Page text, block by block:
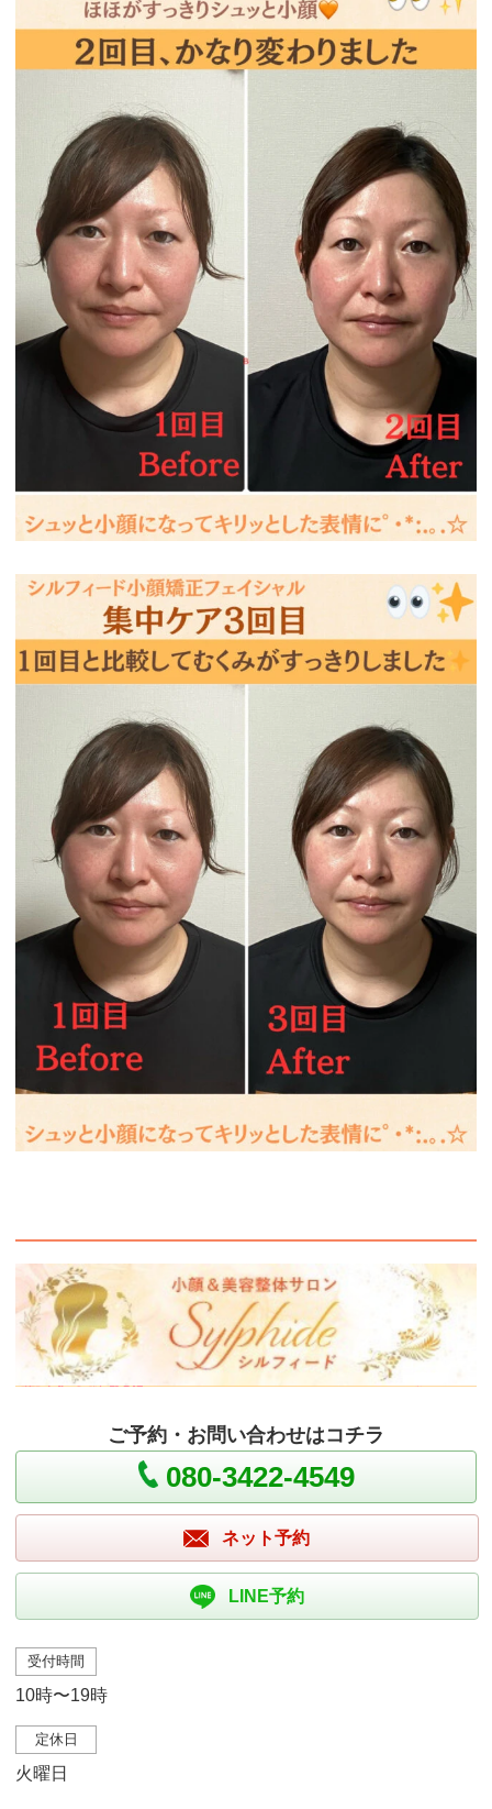
ご予約・お問い合わせはコチラ
080-3422-4549
ネット予約
LINE予約
受付時間
10時〜19時
定休日
火曜日